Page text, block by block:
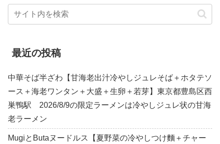
最近の投稿
中華そば半ざわ【甘海老出汁冷やしジュレそば＋ホタテソ
ース＋海老ワンタン＋大盛＋生卵＋若芽】東京都豊島区西
巣鴨駅 2026/8/9の限定ラーメンは冷やしジュレ状の甘海
老ラーメン
MugiとButaヌードルス【夏野菜の冷やしつけ麵＋チャー